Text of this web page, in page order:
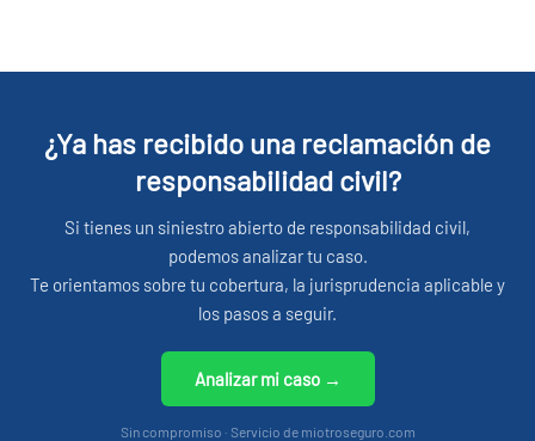
¿Ya has recibido una reclamación de
responsabilidad civil?
Si tienes un siniestro abierto de responsabilidad civil,
podemos analizar tu caso.
Te orientamos sobre tu cobertura, la jurisprudencia aplicable y
los pasos a seguir.
Analizar mi caso →
Sin compromiso · Servicio de miotroseguro.com